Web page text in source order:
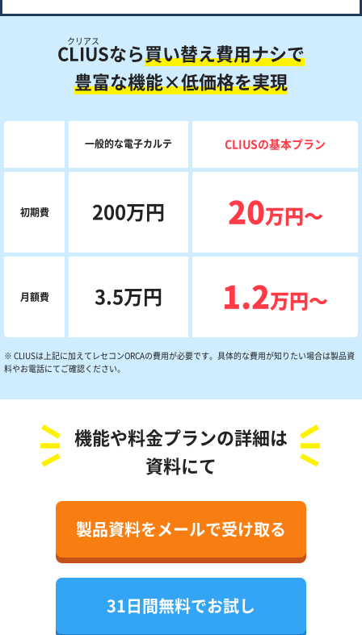
CLIUS
クリアス
なら買い替え費用ナシで
豊富な機能×低価格を実現
一般的な電子カルテ CLIUSの基本プラン
初期費 200万円 20万円〜
月額費 3.5万円 1.2万円〜
※ CLIUSは上記に加えてレセコンORCAの費用が必要です。具体的な費用が知りたい場合は製品資
料やお電話にてご確認ください。
機能や料金プランの詳細は
資料にて
製品資料をメールで受け取る
31日間無料でお試し